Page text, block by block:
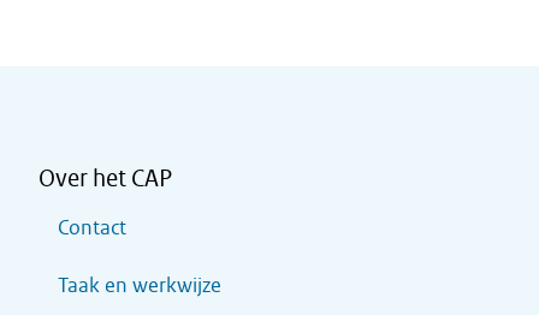
Over het CAP
Contact
Taak en werkwijze